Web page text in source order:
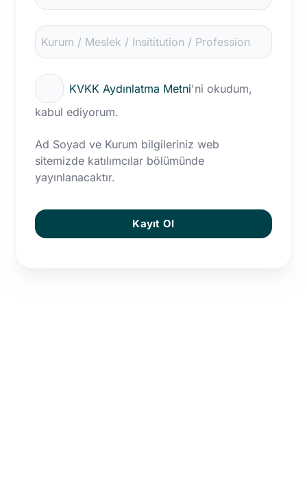
KVKK Aydınlatma Metni'ni okudum,
kabul ediyorum.
Ad Soyad ve Kurum bilgileriniz web
sitemizde katılımcılar bölümünde
yayınlanacaktır.
Kayıt Ol